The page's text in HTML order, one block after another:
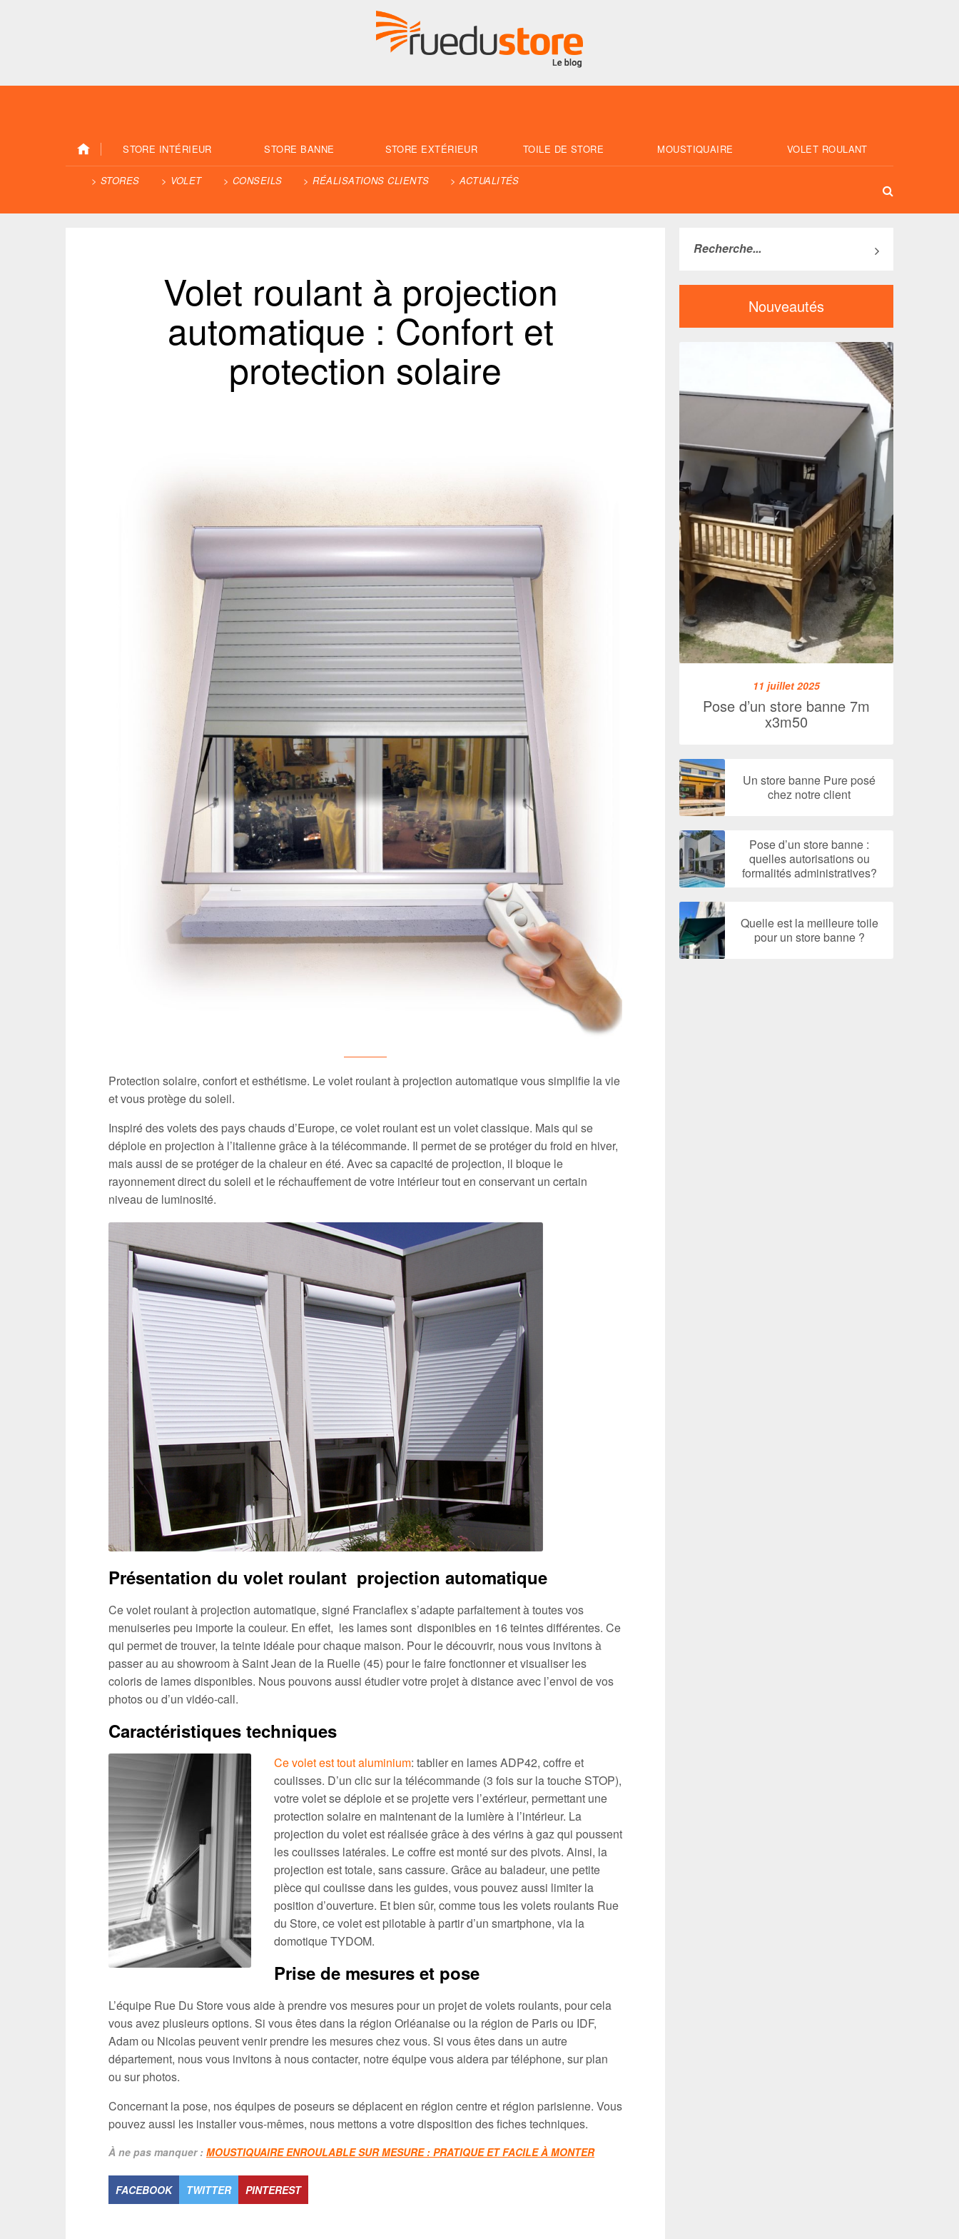
STORE INTÉRIEUR STORE BANNE STORE EXTÉRIEUR TOILE DE STORE MOUSTIQUAIRE VOLET ROULANT
STORES VOLET CONSEILS RÉALISATIONS CLIENTS ACTUALITÉS
Volet roulant à projection
automatique : Confort et
protection solaire
Protection solaire, confort et esthétisme. Le volet roulant à projection automatique vous simplifie la vie
et vous protège du soleil.
Inspiré des volets des pays chauds d’Europe, ce volet roulant est un volet classique. Mais qui se
déploie en projection à l’italienne grâce à la télécommande. Il permet de se protéger du froid en hiver,
mais aussi de se protéger de la chaleur en été. Avec sa capacité de projection, il bloque le
rayonnement direct du soleil et le réchauffement de votre intérieur tout en conservant un certain
niveau de luminosité.
Présentation du volet roulant projection automatique
Ce volet roulant à projection automatique, signé Franciaflex s’adapte parfaitement à toutes vos
menuiseries peu importe la couleur. En effet, les lames sont disponibles en 16 teintes différentes. Ce
qui permet de trouver, la teinte idéale pour chaque maison. Pour le découvrir, nous vous invitons à
passer au au showroom à Saint Jean de la Ruelle (45) pour le faire fonctionner et visualiser les
coloris de lames disponibles. Nous pouvons aussi étudier votre projet à distance avec l’envoi de vos
photos ou d’un vidéo-call.
Caractéristiques techniques
Ce volet est tout aluminium: tablier en lames ADP42, coffre et
coulisses. D’un clic sur la télécommande (3 fois sur la touche STOP),
votre volet se déploie et se projette vers l’extérieur, permettant une
protection solaire en maintenant de la lumière à l’intérieur. La
projection du volet est réalisée grâce à des vérins à gaz qui poussent
les coulisses latérales. Le coffre est monté sur des pivots. Ainsi, la
projection est totale, sans cassure. Grâce au baladeur, une petite
pièce qui coulisse dans les guides, vous pouvez aussi limiter la
position d’ouverture. Et bien sûr, comme tous les volets roulants Rue
du Store, ce volet est pilotable à partir d’un smartphone, via la
domotique TYDOM.
Prise de mesures et pose
L’équipe Rue Du Store vous aide à prendre vos mesures pour un projet de volets roulants, pour cela
vous avez plusieurs options. Si vous êtes dans la région Orléanaise ou la région de Paris ou IDF,
Adam ou Nicolas peuvent venir prendre les mesures chez vous. Si vous êtes dans un autre
département, nous vous invitons à nous contacter, notre équipe vous aidera par téléphone, sur plan
ou sur photos.
Concernant la pose, nos équipes de poseurs se déplacent en région centre et région parisienne. Vous
pouvez aussi les installer vous-mêmes, nous mettons a votre disposition des fiches techniques.
À ne pas manquer : MOUSTIQUAIRE ENROULABLE SUR MESURE : PRATIQUE ET FACILE À MONTER
FACEBOOK TWITTER PINTEREST
Nouveautés
11 juillet 2025
Pose d’un store banne 7m
x3m50
Un store banne Pure posé
chez notre client
Pose d’un store banne :
quelles autorisations ou
formalités administratives?
Quelle est la meilleure toile
pour un store banne ?